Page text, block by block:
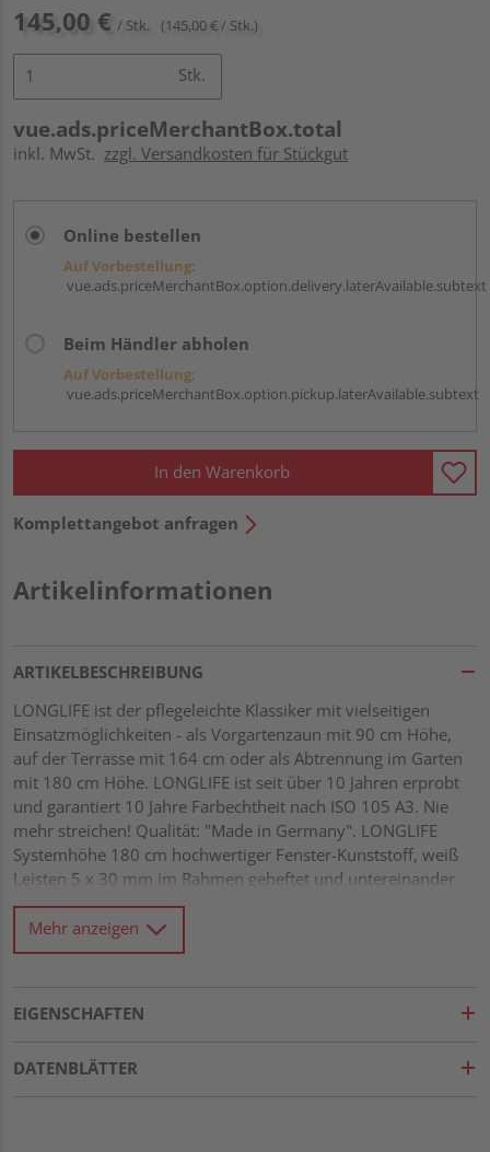
145,00 € / Stk. (145,00 € / Stk.)
Stk.
vue.ads.priceMerchantBox.total
inkl. MwSt. zzgl. Versandkosten für Stückgut
Online bestellen
Auf Vorbestellung:
vue.ads.priceMerchantBox.option.delivery.laterAvailable.subtext
Beim Händler abholen
Auf Vorbestellung:
vue.ads.priceMerchantBox.option.pickup.laterAvailable.subtext
In den Warenkorb
Komplettangebot anfragen
Artikelinformationen
ARTIKELBESCHREIBUNG
LONGLIFE ist der pflegeleichte Klassiker mit vielseitigen
Einsatzmöglichkeiten - als Vorgartenzaun mit 90 cm Höhe,
auf der Terrasse mit 164 cm oder als Abtrennung im Garten
mit 180 cm Höhe. LONGLIFE ist seit über 10 Jahren erprobt
und garantiert 10 Jahre Farbechtheit nach ISO 105 A3. Nie
mehr streichen! Qualität: "Made in Germany". LONGLIFE
Systemhöhe 180 cm hochwertiger Fenster-Kunststoff, weiß
Leisten 5 x 30 mm im Rahmen geheftet und untereinander
verklebt Maschenweite ca. 40 x 40 mm
Mehr anzeigen
EIGENSCHAFTEN
DATENBLÄTTER